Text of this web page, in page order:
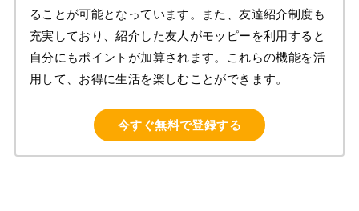
ることが可能となっています。また、友達紹介制度も
充実しており、紹介した友人がモッピーを利用すると
自分にもポイントが加算されます。これらの機能を活
用して、お得に生活を楽しむことができます。
今すぐ無料で登録する